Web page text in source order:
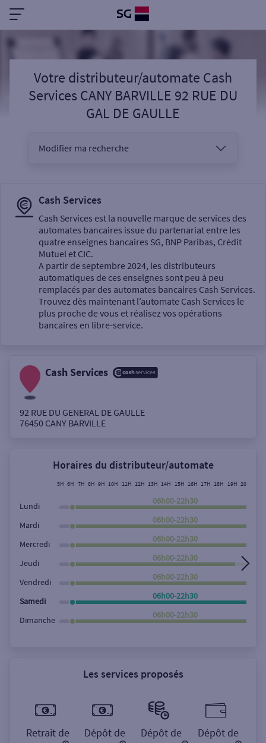
Votre distributeur/automate Cash
Services CANY BARVILLE 92 RUE DU
GAL DE GAULLE
Modifier ma recherche
Sélectionnez votre recherche
Un service
Autour de moi
Rue
Rechercher
Cash Services
Cash Services est la nouvelle marque de services des
automates bancaires issue du partenariat entre les
quatre enseignes bancaires SG, BNP Paribas, Crédit
Mutuel et CIC.
A partir de septembre 2024, les distributeurs
automatiques de ces enseignes sont peu à peu
remplacés par des automates bancaires Cash Services.
Trouvez dès maintenant l’automate Cash Services le
plus proche de vous et réalisez vos opérations
bancaires en libre-service.
Cash Services
92 RUE DU GENERAL DE GAULLE
76450 CANY BARVILLE
Horaires du distributeur/automate
5H 6H 7H 8H 9H 10H 11H 12H 13H 14H 15H 16H 17H 18H 19H 20H
Lundi
06h00-22h30
Mardi
06h00-22h30
Mercredi
06h00-22h30
Jeudi
06h00-22h30
Vendredi
06h00-22h30
Samedi
06h00-22h30
Dimanche
06h00-22h30
Les services proposés
Retrait de
Dépôt de
Dépôt de
Dépôt de